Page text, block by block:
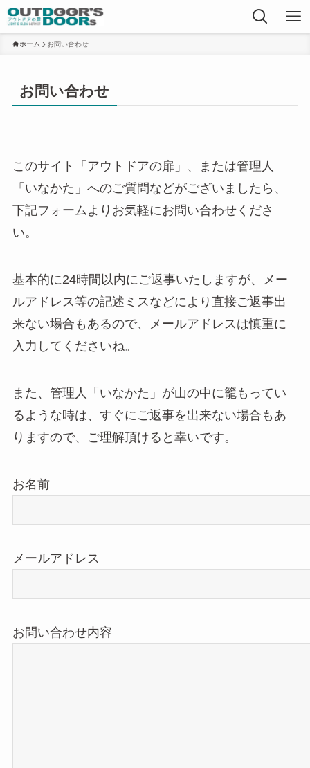
ホーム お問い合わせ
お問い合わせ
このサイト「アウトドアの扉」、または管理人
「いなかた」へのご質問などがございましたら、
下記フォームよりお気軽にお問い合わせくださ
い。
基本的に24時間以内にご返事いたしますが、メー
ルアドレス等の記述ミスなどにより直接ご返事出
来ない場合もあるので、メールアドレスは慎重に
入力してくださいね。
また、管理人「いなかた」が山の中に籠もってい
るような時は、すぐにご返事を出来ない場合もあ
りますので、ご理解頂けると幸いです。
お名前
メールアドレス
お問い合わせ内容